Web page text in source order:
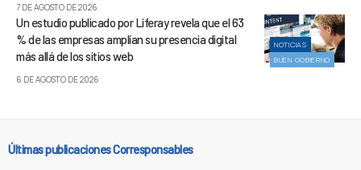
7 DE AGOSTO DE 2026
NOTICIAS
BUEN GOBIERNO
Un estudio publicado por Liferay revela que el 63
% de las empresas amplían su presencia digital
más allá de los sitios web
6 DE AGOSTO DE 2026
Últimas publicaciones Corresponsables